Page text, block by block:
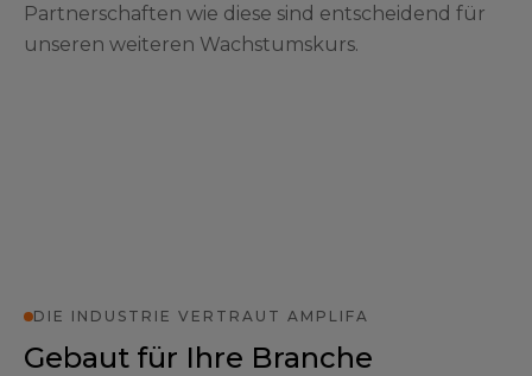
Partnerschaften wie diese sind entscheidend für
unseren weiteren Wachstumskurs.
DIE INDUSTRIE VERTRAUT AMPLIFA
Gebaut für Ihre Branche